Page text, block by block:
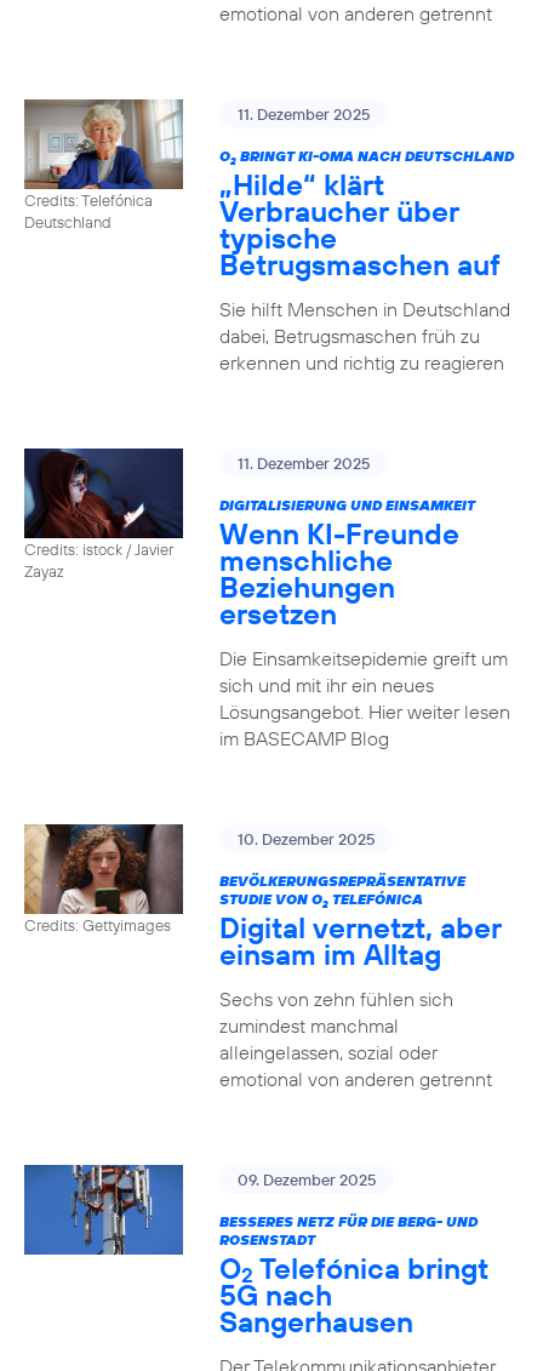
emotional von anderen getrennt
Credits: Telefónica
Deutschland
11. Dezember 2025
O2BRINGT KI-OMA NACH DEUTSCHLAND
„Hilde“ klärt
Verbraucher über
typische
Betrugsmaschen auf
Sie hilft Menschen in Deutschland
dabei, Betrugsmaschen früh zu
erkennen und richtig zu reagieren
Credits: istock / Javier
Zayaz
11. Dezember 2025
DIGITALISIERUNG UND EINSAMKEIT
Wenn KI-Freunde
menschliche
Beziehungen
ersetzen
Die Einsamkeitsepidemie greift um
sich und mit ihr ein neues
Lösungsangebot. Hier weiter lesen
im BASECAMP Blog
Credits: Gettyimages
10. Dezember 2025
BEVÖLKERUNGSREPRÄSENTATIVE
STUDIE VON O2TELEFÓNICA
Digital vernetzt, aber
einsam im Alltag
Sechs von zehn fühlen sich
zumindest manchmal
alleingelassen, sozial oder
emotional von anderen getrennt
09. Dezember 2025
BESSERES NETZ FÜR DIE BERG- UND
ROSENSTADT
O2 Telefónica bringt
5G nach
Sangerhausen
Der Telekommunikationsanbieter